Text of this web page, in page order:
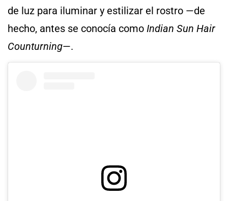
de luz para iluminar y estilizar el rostro —de
hecho, antes se conocía como Indian Sun Hair
Counturning—.